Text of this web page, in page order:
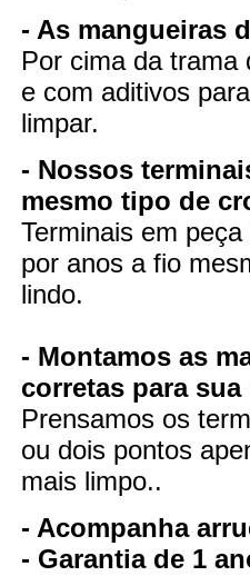
- As mangueiras
Por cima da trama
e com aditivos
limpar.
- Nossos
mesmo tipo de
Terminais em
por anos a fio
lindo.
- Montamos as
corretas para sua
Prensamos os
ou dois pontos
mais limpo..
- Acompanha
- Garantia de 1